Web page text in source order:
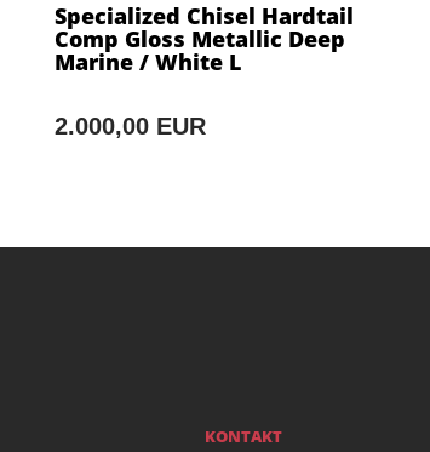
Specialized Chisel Hardtail
Comp Gloss Metallic Deep
Marine / White L
2.000,00 EUR
KONTAKT